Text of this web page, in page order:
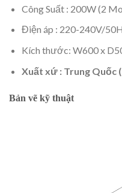
Công Suất : 200W (2
Điện áp : 220-240V/
Kích thước: W600 x
Xuất xứ : Trung Quốc
Bản vẽ kỹ thuật